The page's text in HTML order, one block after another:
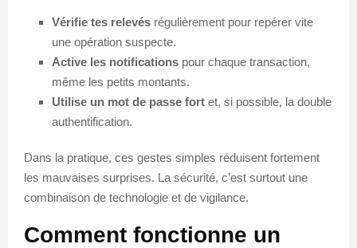
Vérifie tes relevés régulièrement pour repérer vite
une opération suspecte.
Active les notifications pour chaque transaction,
même les petits montants.
Utilise un mot de passe fort et, si possible, la double
authentification.
Dans la pratique, ces gestes simples réduisent fortement
les mauvaises surprises. La sécurité, c’est surtout une
combinaison de technologie et de vigilance.
Comment fonctionne un